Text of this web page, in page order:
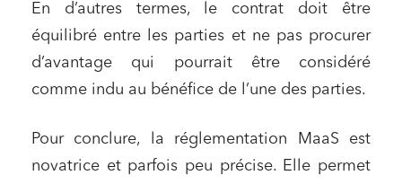
En d’autres termes, le contrat doit être
équilibré entre les parties et ne pas procurer
d’avantage qui pourrait être considéré
comme indu au bénéfice de l’une des parties.
Pour conclure, la réglementation MaaS est
novatrice et parfois peu précise. Elle permet